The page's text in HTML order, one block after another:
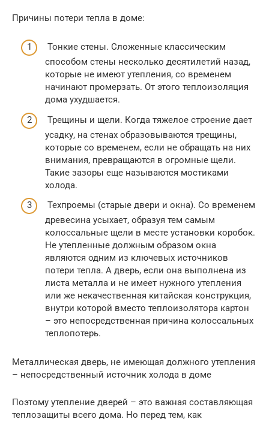
Причины потери тепла в доме:
Тонкие стены. Сложенные классическим
способом стены несколько десятилетий назад,
которые не имеют утепления, со временем
начинают промерзать. От этого теплоизоляция
дома ухудшается.
Трещины и щели. Когда тяжелое строение дает
усадку, на стенах образовываются трещины,
которые со временем, если не обращать на них
внимания, превращаются в огромные щели.
Такие зазоры еще называются мостиками
холода.
Техпроемы (старые двери и окна). Со временем
древесина усыхает, образуя тем самым
колоссальные щели в месте установки коробок.
Не утепленные должным образом окна
являются одним из ключевых источников
потери тепла. А дверь, если она выполнена из
листа металла и не имеет нужного утепления
или же некачественная китайская конструкция,
внутри которой вместо теплоизолятора картон
– это непосредственная причина колоссальных
теплопотерь.
Металлическая дверь, не имеющая должного утепления
– непосредственный источник холода в доме
Поэтому утепление дверей – это важная составляющая
теплозащиты всего дома. Но перед тем, как